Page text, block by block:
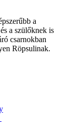
a
a szülőknek is
csarnokban
Röpsulinak.